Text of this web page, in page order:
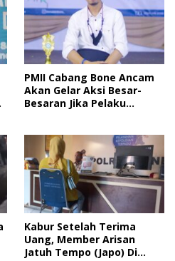
PMII Cabang Bone Ancam
Akan Gelar Aksi Besar-
Besaran Jika Pelaku
Kabur Setelah Terima
Uang, Member Arisan
Jatuh Tempo (Japo) Di